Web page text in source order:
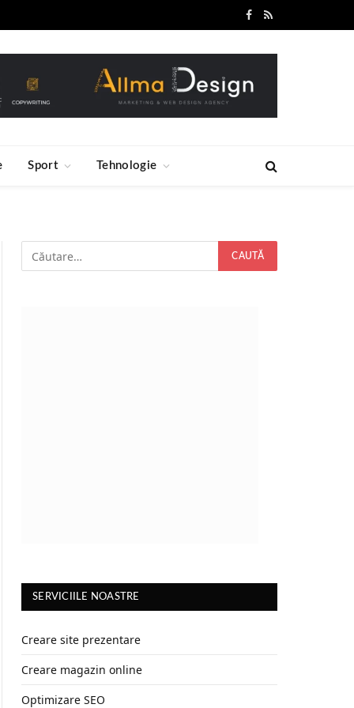
Facebook
RSS
Sport Tehnologie
SERVICIILE NOASTRE
Creare site prezentare
Creare magazin online
Optimizare SEO